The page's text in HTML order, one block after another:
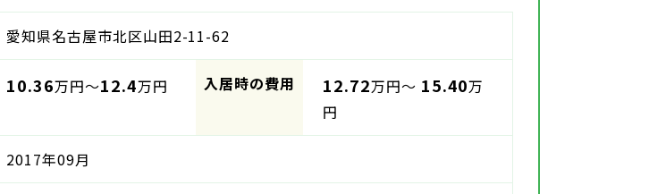
愛知県名古屋市北区山田2-11-62
10.36万円～12.4万円 入居時の費用 12.72万円～ 15.40万
円
2017年09月